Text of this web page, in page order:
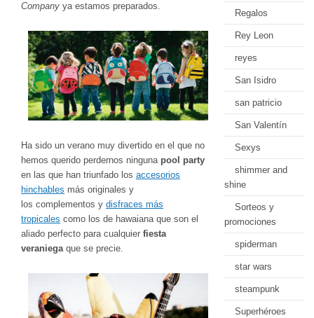
Company ya estamos preparados.
Ha sido un verano muy divertido en el que no
hemos querido perdernos ninguna pool party
en las que han triunfado los accesorios
hinchables más originales y
los complementos y disfraces más
tropicales como los de hawaiana que son el
aliado perfecto para cualquier fiesta
veraniega que se precie.
Regalos
Rey Leon
reyes
San Isidro
san patricio
San Valentín
Sexys
shimmer and
shine
Sorteos y
promociones
spiderman
star wars
steampunk
Superhéroes